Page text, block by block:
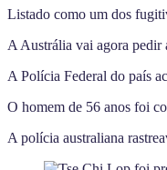
Listado como um dos
A Austrália vai agora pedir
A Polícia Federal do país
O homem de 56 anos foi
A polícia australiana